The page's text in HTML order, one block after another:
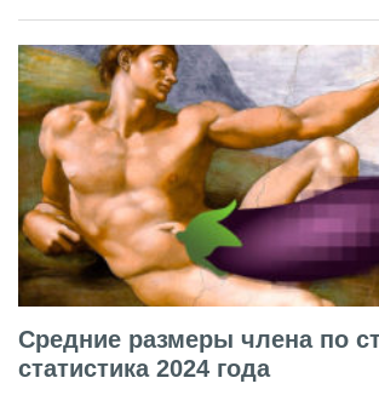
Средние размеры члена по
статистика 2024 года